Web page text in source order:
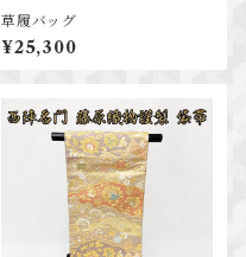
草履バッグ
¥25,300